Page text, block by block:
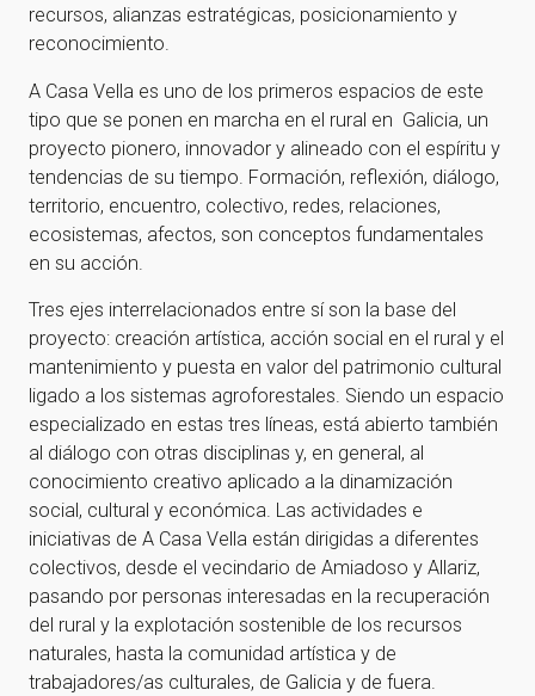
recursos, alianzas estratégicas, posicionamiento y
reconocimiento.
A Casa Vella es uno de los primeros espacios de este
tipo que se ponen en marcha en el rural en Galicia, un
proyecto pionero, innovador y alineado con el espíritu y
tendencias de su tiempo. Formación, reflexión, diálogo,
territorio, encuentro, colectivo, redes, relaciones,
ecosistemas, afectos, son conceptos fundamentales
en su acción.
Tres ejes interrelacionados entre sí son la base del
proyecto: creación artística, acción social en el rural y el
mantenimiento y puesta en valor del patrimonio cultural
ligado a los sistemas agroforestales. Siendo un espacio
especializado en estas tres líneas, está abierto también
al diálogo con otras disciplinas y, en general, al
conocimiento creativo aplicado a la dinamización
social, cultural y económica. Las actividades e
iniciativas de A Casa Vella están dirigidas a diferentes
colectivos, desde el vecindario de Amiadoso y Allariz,
pasando por personas interesadas en la recuperación
del rural y la explotación sostenible de los recursos
naturales, hasta la comunidad artística y de
trabajadores/as culturales, de Galicia y de fuera.